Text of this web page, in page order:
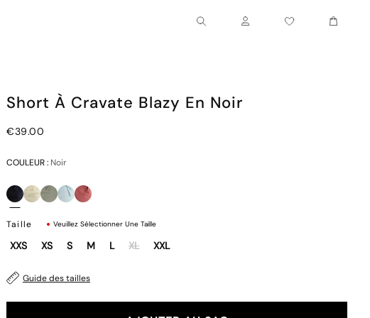
Compte Chariot
Short À Cravate Blazy En Noir
€39.00
COULEUR : Noir
Taille Veuillez Sélectionner Une Taille
XXS XS S M L XL XXL
Guide des tailles